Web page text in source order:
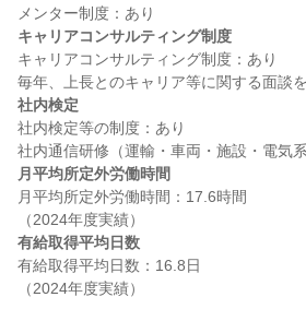
キャリアコンサルティング制度
キャリアコンサルティング制度：あり
社内検定
社内検定等の制度：あり
月平均所定外労働時間
月平均所定外労働時間：17.6時間
有給取得平均日数
有給取得平均日数：16.8日